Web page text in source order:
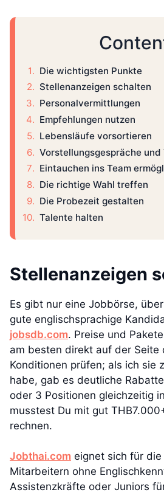
Die wichtigsten Punkte
Stellenanzeigen schalten
Personalvermittlungen
Empfehlungen nutzen
Lebensläufe vorsortieren
Vorstellungsgespräche
Eintauchen ins Team
Die richtige Wahl treffen
Die Probezeit gestalten
Talente halten
Stellenanzeigen
Es gibt nur eine Jobbörse,
gute englischsprachige
jobsdb.com. Preise und
am besten direkt auf der Seite
Konditionen prüfen; als ich sie
habe, gab es deutliche
oder 3 Positionen gleichzeitig
musstest Du mit gut
rechnen.
Jobthai.com eignet sich für die
Mitarbeitern ohne
Assistenzkräfte oder Juniors